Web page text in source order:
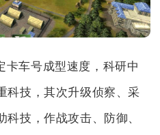
卡车号成型速度，科研中
科技，其次升级侦察、采
技，作战攻击、防御、